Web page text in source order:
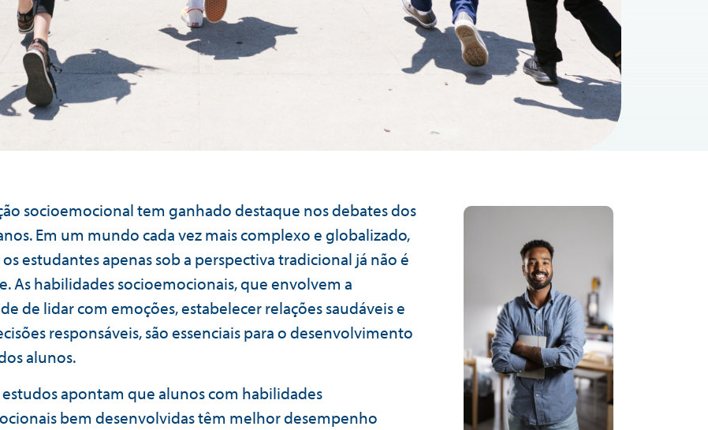
socioemocional tem ganhado destaque nos debates dos
Em um mundo cada vez mais complexo e globalizado,
estudantes apenas sob a perspectiva tradicional já não é
As habilidades socioemocionais, que envolvem a
de lidar com emoções, estabelecer relações saudáveis e
responsáveis, são essenciais para o desenvolvimento
alunos.
estudos apontam que alunos com habilidades
bem desenvolvidas têm melhor desempenho